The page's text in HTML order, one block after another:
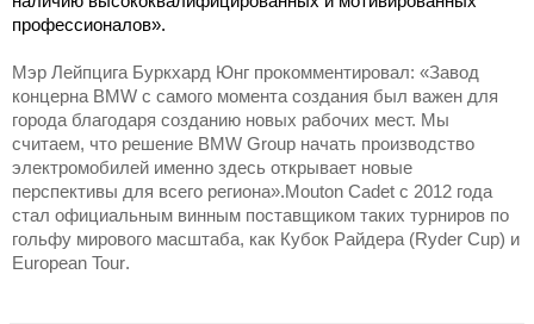
профессионалов».
Мэр Лейпцига Буркхард Юнг прокомментировал: «Завод
концерна BMW с самого момента создания был важен для
города благодаря созданию новых рабочих мест. Мы
считаем, что решение BMW Group начать производство
электромобилей именно здесь открывает новые
перспективы для всего региона».Mouton Cadet с 2012 года
стал официальным винным поставщиком таких турниров по
гольфу мирового масштаба, как Кубок Райдера (Ryder Cup) и
European Tour.